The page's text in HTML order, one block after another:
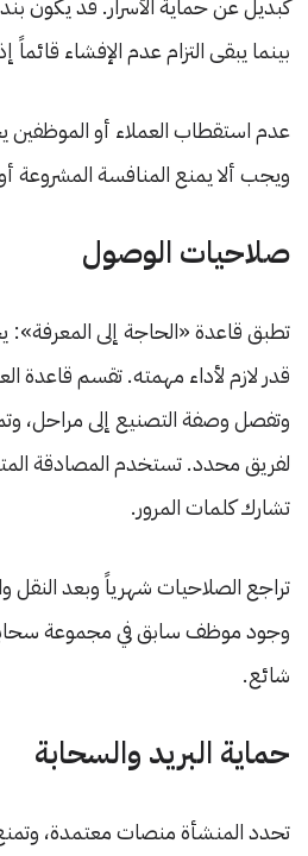
بينما يبقى التزام عدم الإفشاء
عدم استقطاب العملاء أو الموظفين
ويجب ألا يمنع المنافسة المشروعة أو
صلاحيات الوصول
تطبق قاعدة «الحاجة إلى
قدر لازم لأداء مهمته. تقسم قاعدة
وتفصل وصفة التصنيع إلى مراحل،
لفريق محدد. تستخدم المصادقة
تشارك كلمات المرور.
تراجع الصلاحيات شهرياً وبعد النقل
وجود موظف سابق في مجموعة
شائع.
حماية البريد والسحابة
تحدد المنشأة منصات معتمدة،